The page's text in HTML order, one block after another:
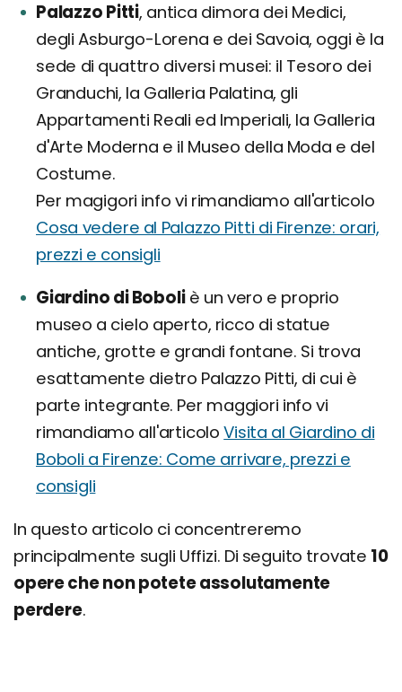
Palazzo Pitti, antica dimora dei Medici,
degli Asburgo-Lorena e dei Savoia, oggi è la
sede di quattro diversi musei: il Tesoro dei
Granduchi, la Galleria Palatina, gli
Appartamenti Reali ed Imperiali, la Galleria
d'Arte Moderna e il Museo della Moda e del
Costume.
Per magigori info vi rimandiamo all'articolo
Cosa vedere al Palazzo Pitti di Firenze: orari,
prezzi e consigli
Giardino di Boboliè un vero e proprio
museo a cielo aperto, ricco di statue
antiche, grotte e grandi fontane. Si trova
esattamente dietro Palazzo Pitti, di cui è
parte integrante. Per maggiori info vi
rimandiamo all'articoloVisita al Giardino di
Boboli a Firenze: Come arrivare, prezzi e
consigli
In questo articolo ci concentreremo
principalmente sugli Uffizi. Di seguito trovate 10
opere che non potete assolutamente
perdere.